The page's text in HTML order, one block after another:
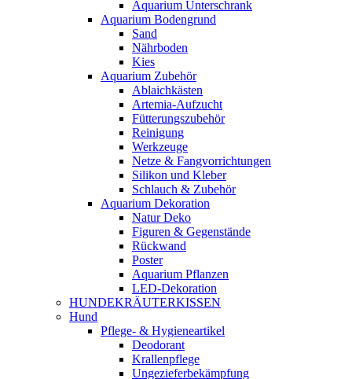
Aquarium Unterschrank
Aquarium Bodengrund
Sand
Nährboden
Kies
Aquarium Zubehör
Ablaichkästen
Artemia-Aufzucht
Fütterungszubehör
Reinigung
Werkzeuge
Netze & Fangvorrichtungen
Silikon und Kleber
Schlauch & Zubehör
Aquarium Dekoration
Natur Deko
Figuren & Gegenstände
Rückwand
Poster
Aquarium Pflanzen
LED-Dekoration
HUNDEKRÄUTERKISSEN
Hund
Pflege- & Hygieneartikel
Deodorant
Krallenpflege
Ungezieferbekämpfung